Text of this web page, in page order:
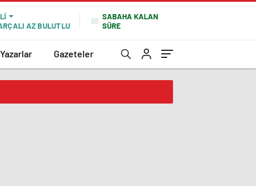
AZ BULUTLU
SABAHA KALAN
SÜRE
Yazarlar Gazeteler